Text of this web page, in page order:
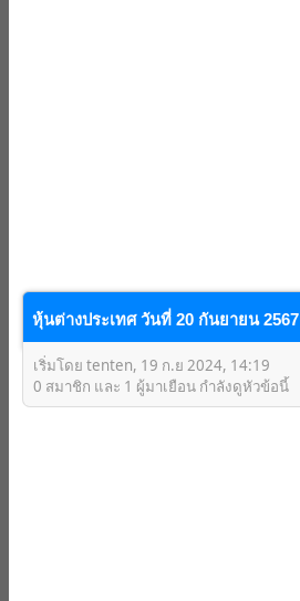
หุ้นต่างประเทศ วันที่ 20 กันยายน 2567
เริ่มโดย tenten, 19 ก.ย 2024, 14:19
0 สมาชิก และ 1 ผู้มาเยือน กำลังดูหัวข้อนี้